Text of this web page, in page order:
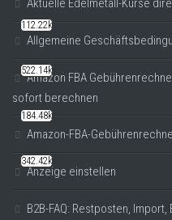
Allgemeine
Amazon FBA
sofort berechnen
Amazon-FBA-
Anzeige einstellen
B2B-FAQ: Restposten,
112.22k
522.14k
184.48k
342.42k